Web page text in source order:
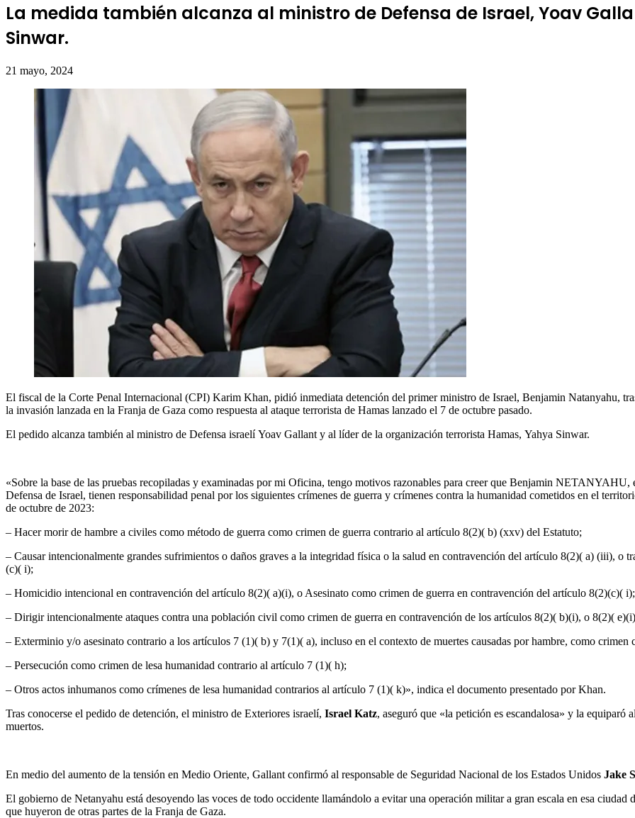
La medida también alcanza al ministro de Defensa de Israel, Yoav
Sinwar.
21 mayo, 2024
El fiscal de la Corte Penal Internacional (CPI) Karim Khan, pidió inmediata detención del primer ministro de Israel, Benjamin Natanyahu,
la invasión lanzada en la Franja de Gaza como respuesta al ataque terrorista de Hamas lanzado el 7 de octubre pasado.
El pedido alcanza también al ministro de Defensa israelí Yoav Gallant y al líder de la organización terrorista Hamas, Yahya Sinwar.
«Sobre la base de las pruebas recopiladas y examinadas por mi Oficina, tengo motivos razonables para creer que Benjamin
Defensa de Israel, tienen responsabilidad penal por los siguientes crímenes de guerra y crímenes contra la humanidad cometidos en el
de octubre de 2023:
– Hacer morir de hambre a civiles como método de guerra como crimen de guerra contrario al artículo 8(2)( b) (xxv) del Estatuto;
– Causar intencionalmente grandes sufrimientos o daños graves a la integridad física o la salud en contravención del artículo 8(2)( a) (iii), o
(c)( i);
– Homicidio intencional en contravención del artículo 8(2)( a)(i), o Asesinato como crimen de guerra en contravención del artículo 8(2)(c)( i);
– Dirigir intencionalmente ataques contra una población civil como crimen de guerra en contravención de los artículos 8(2)( b)(i), o 8(2)(
– Exterminio y/o asesinato contrario a los artículos 7 (1)( b) y 7(1)( a), incluso en el contexto de muertes causadas por hambre, como crimen
– Persecución como crimen de lesa humanidad contrario al artículo 7 (1)( h);
– Otros actos inhumanos como crímenes de lesa humanidad contrarios al artículo 7 (1)( k)», indica el documento presentado por Khan.
Tras conocerse el pedido de detención, el ministro de Exteriores israelí, Israel Katz, aseguró que «la petición es escandalosa» y la equiparó
muertos.
En medio del aumento de la tensión en Medio Oriente, Gallant confirmó al responsable de Seguridad Nacional de los Estados Unidos Jake
El gobierno de Netanyahu está desoyendo las voces de todo occidente llamándolo a evitar una operación militar a gran escala en esa
que huyeron de otras partes de la Franja de Gaza.